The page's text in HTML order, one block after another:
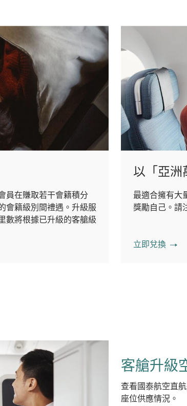
員在賺取若干會籍積分
會籍級別間禮遇。升級服
數將根據已升級的客艙級
以「亞洲
最適合擁有大
獎勵自己。請
立即兌換
客艙升級
查看國泰航空直
座位供應情況。